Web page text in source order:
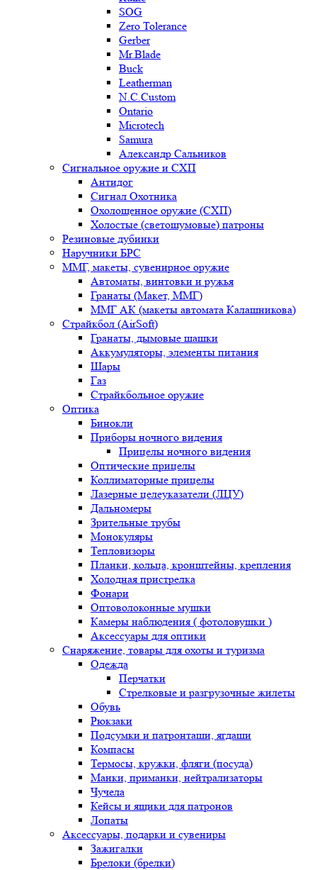
SOG
Zero Tolerance
Gerber
Mr.Blade
Buck
Leatherman
N.C.Custom
Ontario
Microtech
Samura
Александр Сальников
Сигнальное оружие и СХП
Антидог
Сигнал Охотника
Охолощенное оружие (СХП)
Холостые (светошумовые) патроны
Резиновые дубинки
Наручники БРС
ММГ, макеты, сувенирное оружие
Автоматы, винтовки и ружья
Гранаты (Макет, ММГ)
ММГ АК (макеты автомата Калашникова)
Страйкбол (AirSoft)
Гранаты, дымовые шашки
Аккумуляторы, элементы питания
Шары
Газ
Страйкбольное оружие
Оптика
Бинокли
Приборы ночного видения
Прицелы ночного видения
Оптические прицелы
Коллиматорные прицелы
Лазерные целеуказатели (ЛЦУ)
Дальномеры
Зрительные трубы
Монокуляры
Тепловизоры
Планки, кольца, кронштейны, крепления
Холодная пристрелка
Фонари
Оптоволоконные мушки
Камеры наблюдения ( фотоловушки )
Аксессуары для оптики
Снаряжение, товары для охоты и туризма
Одежда
Перчатки
Стрелковые и разгрузочные жилеты
Обувь
Рюкзаки
Подсумки и патронташи, ягдаши
Компасы
Термосы, кружки, фляги (посуда)
Манки, приманки, нейтрализаторы
Чучела
Кейсы и ящики для патронов
Лопаты
Аксессуары, подарки и сувениры
Зажигалки
Брелоки (брелки)